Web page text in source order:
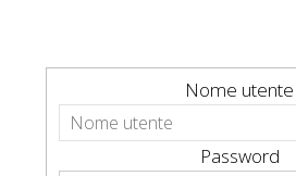
Nome utente
Password